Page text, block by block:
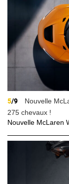
5/9
Nouvelle
275 chevaux !
Nouvelle McLaren